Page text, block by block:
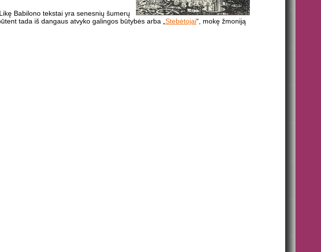
Babilono tekstai yra senesnių šumerų
tada iš dangaus atvyko galingos būtybės arba „Stebėtojai“, mokę žmoniją